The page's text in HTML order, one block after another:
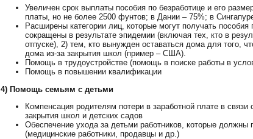
Увеличен срок выплаты пособия по безработице и его
платы, но не более 2500 фунтов; в Дании – 75%; в
Расширены категории лиц, которые могут получать
сокращены в результате эпидемии (включая тех, кто в
отпуске), 2) тем, кто вынужден оставаться дома для того,
дома из-за закрытия школ (пример – США).
Помощь в трудоустройстве (помощь в поиске работы в
Помощь в повышении квалификации
4) Помощь семьям с детьми
Компенсация родителям потери в заработной плате в
закрытия школ и детских садов
Обеспечение ухода за детьми работников, которые должны
(медицинские работники, продавцы и др.)